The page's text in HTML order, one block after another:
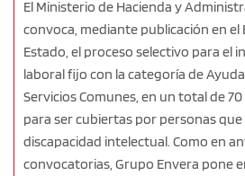
El Ministerio de Hacienda y
convoca, mediante publicación en el
Estado, el proceso selectivo para el
laboral fijo con la categoría de
Servicios Comunes, en un total de
para ser cubiertas por personas
discapacidad intelectual. Como en
convocatorias, Grupo Envera pone